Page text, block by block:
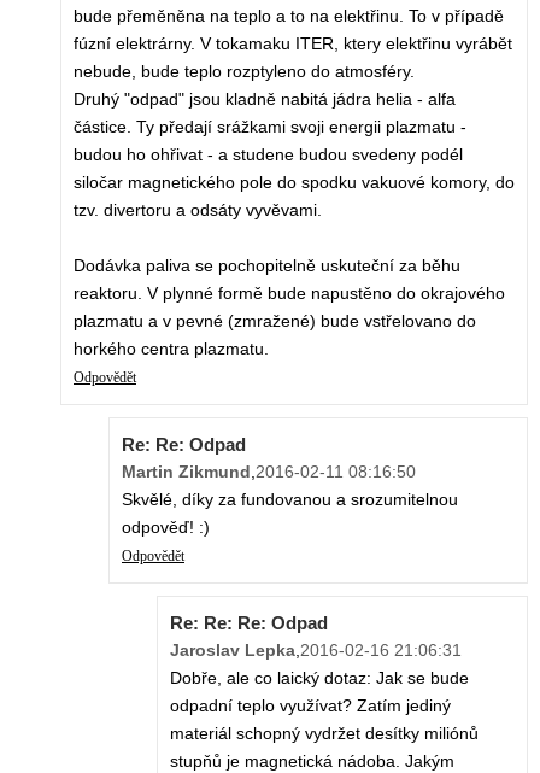
bude přeměněna na teplo a to na elektřinu. To v případě
fúzní elektrárny. V tokamaku ITER, ktery elektřinu vyrábět
nebude, bude teplo rozptyleno do atmosféry.
Druhý "odpad" jsou kladně nabitá jádra helia - alfa
částice. Ty předají srážkami svoji energii plazmatu -
budou ho ohřivat - a studene budou svedeny podél
siločar magnetického pole do spodku vakuové komory, do
tzv. divertoru a odsáty vyvěvami.
Dodávka paliva se pochopitelně uskuteční za běhu
reaktoru. V plynné formě bude napustěno do okrajového
plazmatu a v pevné (zmražené) bude vstřelovano do
horkého centra plazmatu.
Odpovědět
Re: Re: Odpad
Martin Zikmund,2016-02-11 08:16:50
Skvělé, díky za fundovanou a srozumitelnou
odpověď! :)
Odpovědět
Re: Re: Re: Odpad
Jaroslav Lepka,2016-02-16 21:06:31
Dobře, ale co laický dotaz: Jak se bude
odpadní teplo využívat? Zatím jediný
materiál schopný vydržet desítky miliónů
stupňů je magnetická nádoba. Jakým